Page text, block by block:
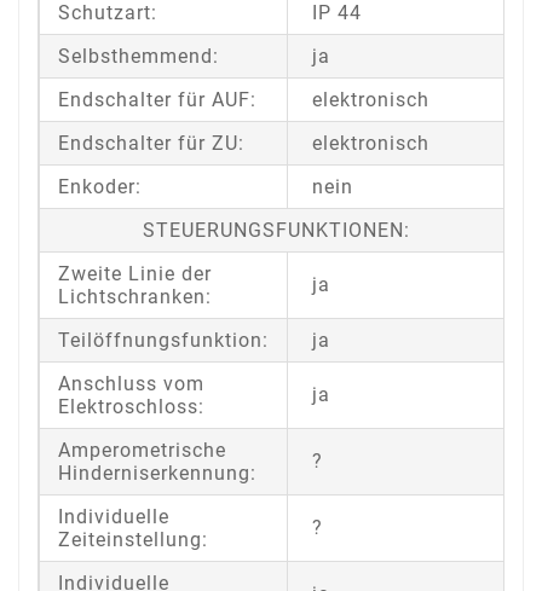
Schutzart:
IP 44
Selbsthemmend:
ja
Endschalter für AUF:
elektronisch
Endschalter für ZU:
elektronisch
Enkoder:
nein
STEUERUNGSFUNKTIONEN:
Zweite Linie der
Lichtschranken:
ja
Teilöffnungsfunktion:
ja
Anschluss vom
Elektroschloss:
ja
Amperometrische
Hinderniserkennung:
?
Individuelle
Zeiteinstellung:
?
Individuelle